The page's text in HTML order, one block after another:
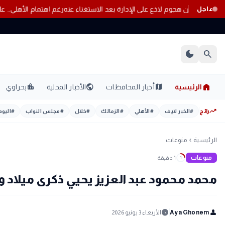
عاجللاعب الزمالك يشن هجوم لاذع على الإدارة بعد الاستغناء عنه رغم
search
dark_mode
home الرئيسية mapأخبار المحافظات publicالأخبار المحلية location_cityبحراوي
trending_upرائج #الخبر لايف #الأهلي #الزمالك #خلال #مجلس النواب #
الرئيسية chevron_left منوعات
منوعات 1 1 دقيقة
محمد محمود عبد العزيز يحيي ذكرى ميلاد
person
Aya Ghonem
schedule الأربعاء 3 يونيو 2026